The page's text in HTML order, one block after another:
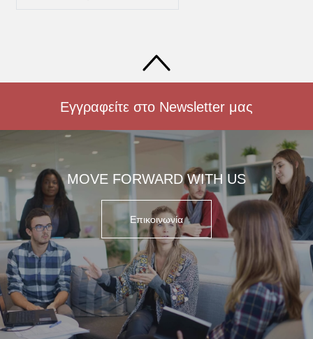
Εγγραφείτε στο Newsletter μας
MOVE FORWARD WITH US
Επικοινωνία